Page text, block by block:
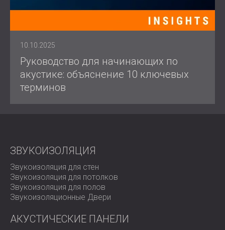
10.10.2025
Руководство для начинающих по
акустике: объяснение 10 ключевых
терминов
ЗВУКОИЗОЛЯЦИЯ
Звукоизоляция для стен
Звукоизоляция для потолков
Звукоизоляция для полов
Звукоизоляционные Двери
АКУСТИЧЕСКИЕ ПАНЕЛИ